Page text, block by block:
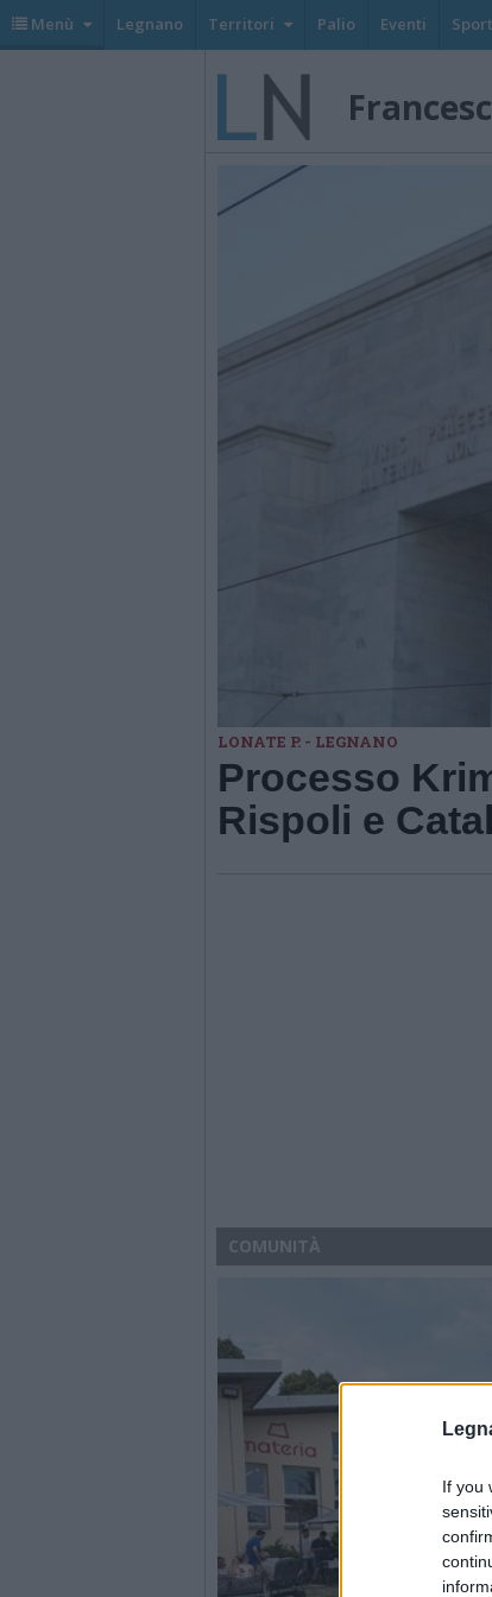
If you
Menù Legnano Territori Palio Eventi Sport
LONATE P. - LEGNANO
Processo
Rispoli e
COMUNITÀ